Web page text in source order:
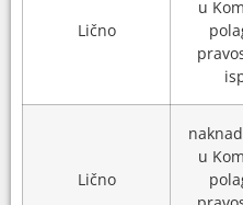
Lično
u
Lično
u